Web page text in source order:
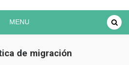
MENU
de migración